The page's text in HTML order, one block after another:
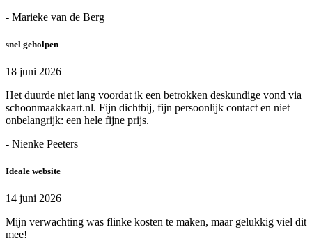
- Marieke van de Berg
snel geholpen
18 juni 2026
Het duurde niet lang voordat ik een betrokken deskundige vond via
schoonmaakkaart.nl. Fijn dichtbij, fijn persoonlijk contact en niet
onbelangrijk: een hele fijne prijs.
- Nienke Peeters
Ideale website
14 juni 2026
Mijn verwachting was flinke kosten te maken, maar gelukkig viel dit
mee!